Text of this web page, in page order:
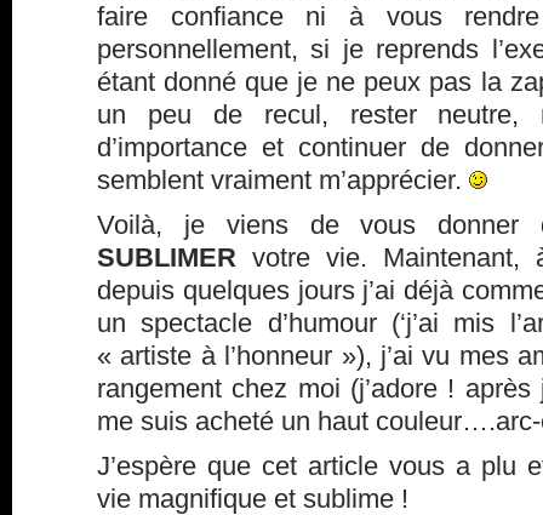
faire confiance ni à vous
personnellement, si je reprends
étant donné que je ne peux pas la
un peu de recul, rester neutre,
d’importance et continuer de
semblent vraiment m’apprécier.
Voilà, je viens de vous donner
SUBLIMER votre vie.
depuis quelques jours j’ai déjà
un spectacle d’humour (‘j’ai mis
« artiste à l’honneur »), j’ai vu mes
rangement chez moi (j’adore !
me suis acheté un haut
J’espère que cet article vous a plu
vie magnifique et sublime !